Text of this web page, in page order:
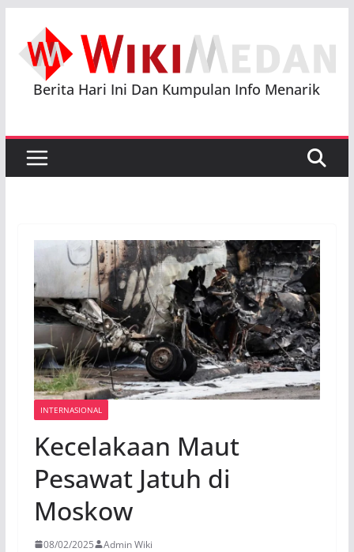
content
Berita Hari Ini Dan Kumpulan Info Menarik
INTERNASIONAL
Kecelakaan Maut
Pesawat Jatuh di
Moskow
08/02/2025 Admin Wiki